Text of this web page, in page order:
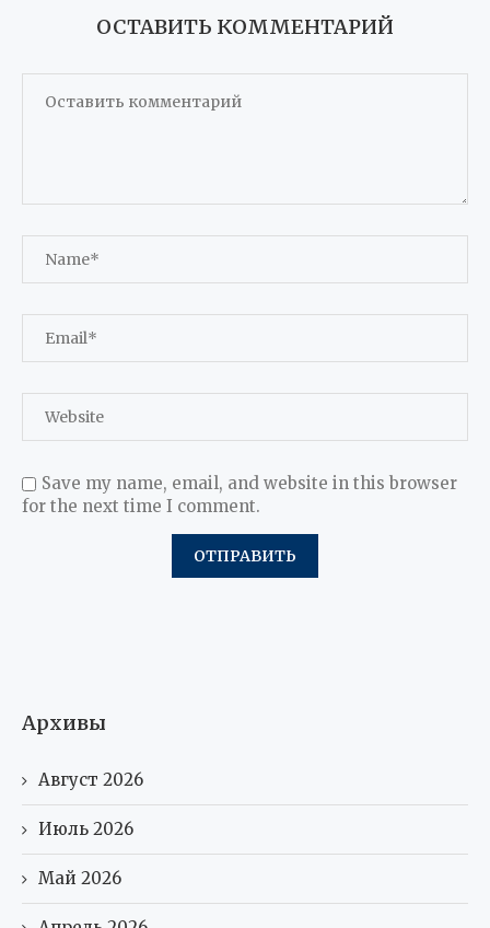
ОСТАВИТЬ КОММЕНТАРИЙ
Save my name, email, and website in this browser
for the next time I comment.
Архивы
Август 2026
Июль 2026
Май 2026